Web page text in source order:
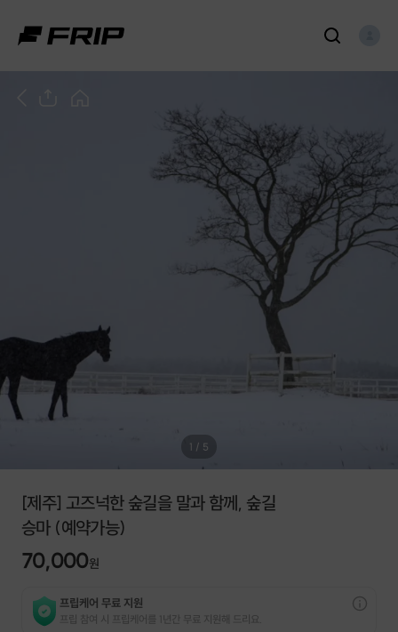
1 / 5
[제주] 고즈넉한 숲길을 말과 함께, 숲길
승마 (예약가능)
70,000원
프립케어 무료 지원
프립 참여 시 프립케어를 1년간 무료 지원해 드리요.